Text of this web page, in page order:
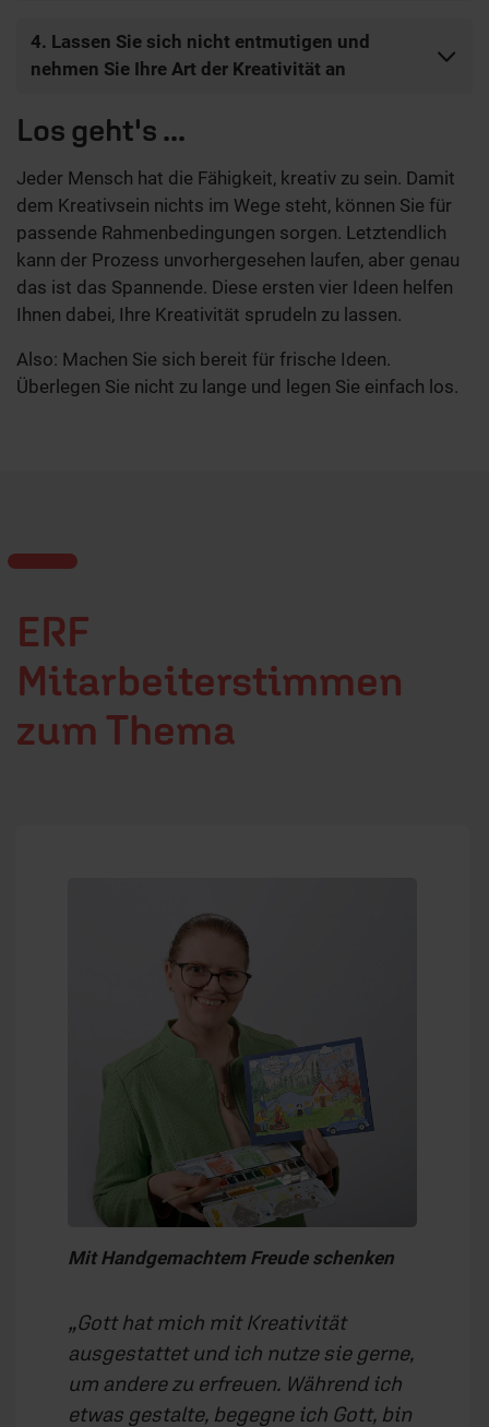
4. Lassen Sie sich nicht entmutigen und
nehmen Sie Ihre Art der Kreativität an
Los geht's ...
Jeder Mensch hat die Fähigkeit, kreativ zu sein. Damit
dem Kreativsein nichts im Wege steht, können Sie für
passende Rahmenbedingungen sorgen. Letztendlich
kann der Prozess unvorhergesehen laufen, aber genau
das ist das Spannende. Diese ersten vier Ideen helfen
Ihnen dabei, Ihre Kreativität sprudeln zu lassen.
Also: Machen Sie sich bereit für frische Ideen.
Überlegen Sie nicht zu lange und legen Sie einfach los.
ERF
Mitarbeiterstimmen
zum Thema
Mit Handgemachtem Freude schenken
Gott hat mich mit Kreativität
ausgestattet und ich nutze sie gerne,
um andere zu erfreuen. Während ich
etwas gestalte, begegne ich Gott, bin